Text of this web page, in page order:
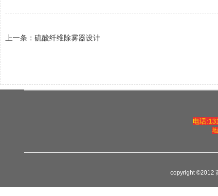
上一条： 硫酸纤维除雾器设计
电话
copyright ©2012